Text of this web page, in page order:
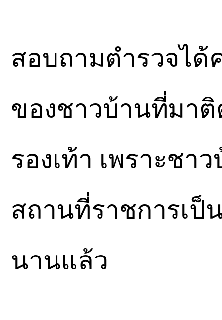
สอบถามตำรวจได้
ของชาวบ้านที่มา
รองเท้า เพราะชา
สถานที่ราชการเ
นานแล้ว